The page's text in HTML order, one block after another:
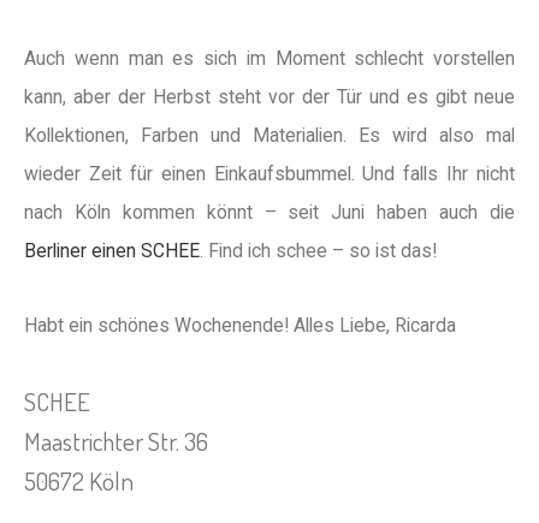
Auch wenn man es sich im Moment schlecht vorstellen
kann, aber der Herbst steht vor der Tür und es gibt neue
Kollektionen, Farben und Materialien. Es wird also mal
wieder Zeit für einen Einkaufsbummel. Und falls Ihr nicht
nach Köln kommen könnt – seit Juni haben auch die
Berliner einen SCHEE. Find ich schee – so ist das!
Habt ein schönes Wochenende! Alles Liebe, Ricarda
SCHEE
Maastrichter Str. 36
50672 Köln